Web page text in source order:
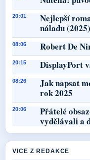
20:01
Nejlepší
náladu (2025)
08:06 Robert De
20:15 DisplayPort
08:26
Jak napsat
rok 2025
20:06
Přátelé
vydělávali a
VICE Z REDAKCE